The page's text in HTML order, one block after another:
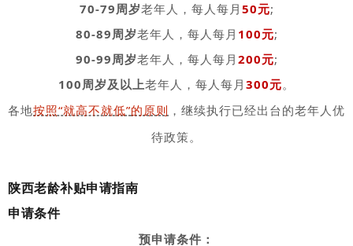
70-79周岁老年人，每人每月 50元;
80-89周岁老年人，每人每月 100元;
90-99周岁老年人，每人每月 200元;
100周岁及以上老年人，每人每月 300元。
各地按照“就高不就低”的原则 ，继续执行已经出台的老年人优
待政策。
陕西老龄补贴申请指南
申请条件
预申请条件：